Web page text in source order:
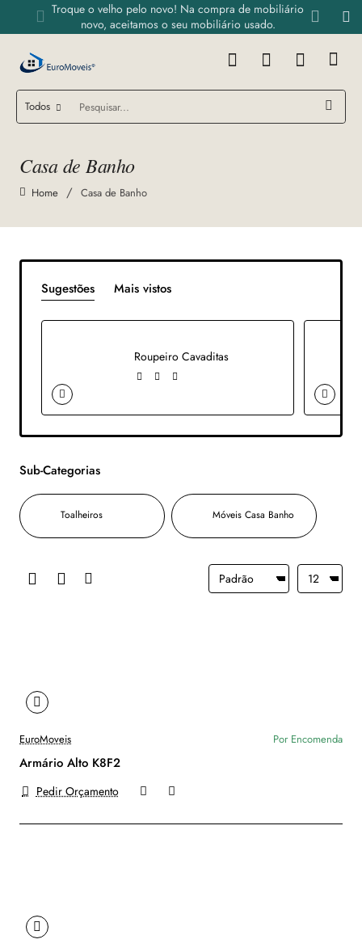
Troque o velho pelo novo! Na compra de mobiliário
novo, aceitamos o seu mobiliário usado.
Todos
Pesquisar...
Casa de Banho
Casa de Banho
Sugestões Mais vistos
Roupeiro Cavaditas
Sub-Categorias
Toalheiros Móveis Casa Banho
EuroMoveis Por Encomenda
Armário Alto K8F2
Pedir Orçamento